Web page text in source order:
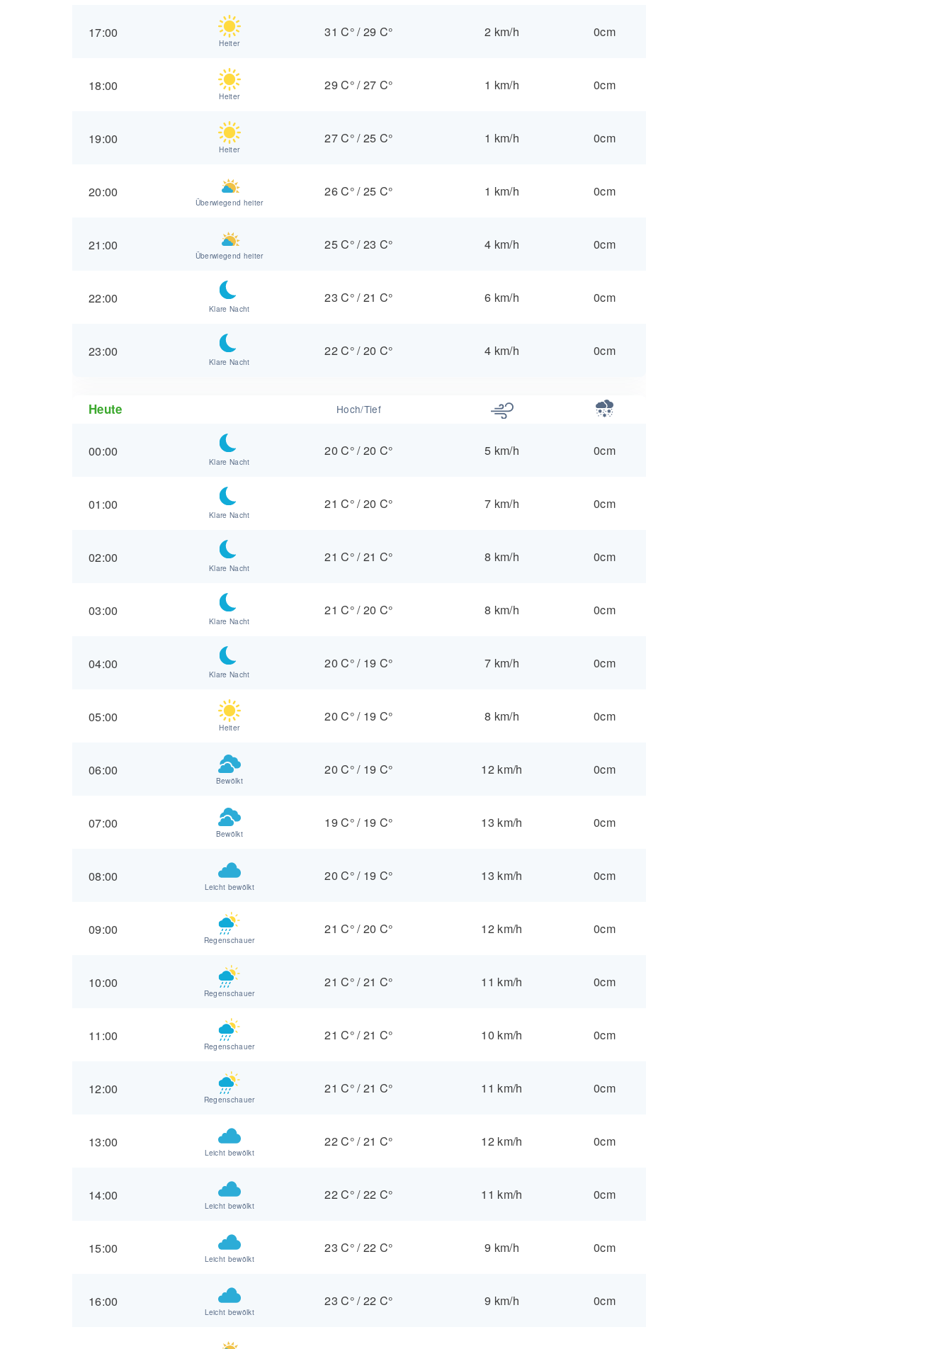
17:00
Heiter
31 C°/29 C° 2 km/h 0cm
18:00
Heiter
29 C°/27 C° 1 km/h 0cm
19:00
Heiter
27 C°/25 C° 1 km/h 0cm
20:00
Überwiegend heiter
26 C°/25 C° 1 km/h 0cm
21:00
Überwiegend heiter
25 C°/23 C° 4 km/h 0cm
22:00
Klare Nacht
23 C°/21 C° 6 km/h 0cm
23:00
Klare Nacht
22 C°/20 C° 4 km/h 0cm
Heute Hoch/Tief
00:00
Klare Nacht
20 C°/20 C° 5 km/h 0cm
01:00
Klare Nacht
21 C°/20 C° 7 km/h 0cm
02:00
Klare Nacht
21 C°/21 C° 8 km/h 0cm
03:00
Klare Nacht
21 C°/20 C° 8 km/h 0cm
04:00
Klare Nacht
20 C°/ 19 C° 7 km/h 0cm
05:00
Heiter
20 C°/ 19 C° 8 km/h 0cm
06:00
Bewölkt
20 C°/ 19 C° 12 km/h 0cm
07:00
Bewölkt
19 C°/ 19 C° 13 km/h 0cm
08:00
Leicht bewölkt
20 C°/ 19 C° 13 km/h 0cm
09:00
Regenschauer
21 C°/20 C° 12 km/h 0cm
10:00
Regenschauer
21 C°/21 C° 11 km/h 0cm
11:00
Regenschauer
21 C°/21 C° 10 km/h 0cm
12:00
Regenschauer
21 C°/21 C° 11 km/h 0cm
13:00
Leicht bewölkt
22 C°/21 C° 12 km/h 0cm
14:00
Leicht bewölkt
22 C°/22 C° 11 km/h 0cm
15:00
Leicht bewölkt
23 C°/22 C° 9 km/h 0cm
16:00
Leicht bewölkt
23 C°/22 C° 9 km/h 0cm